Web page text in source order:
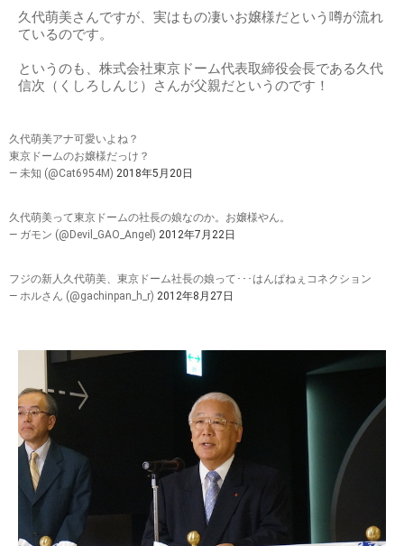
久代萌美さんですが、実はもの凄いお嬢様だという噂が流れ
ているのです。
というのも、株式会社東京ドーム代表取締役会長である久代
信次（くしろしんじ）さんが父親だというのです！
久代萌美アナ可愛いよね？
東京ドームのお嬢様だっけ？
— 未知 (@Cat6954M) 2018年5月20日
久代萌美って東京ドームの社長の娘なのか。お嬢様やん。
— ガモン (@Devil_GAO_Angel) 2012年7月22日
フジの新人久代萌美、東京ドーム社長の娘って･･･はんぱねぇコネクション
— ホルさん (@gachinpan_h_r) 2012年8月27日